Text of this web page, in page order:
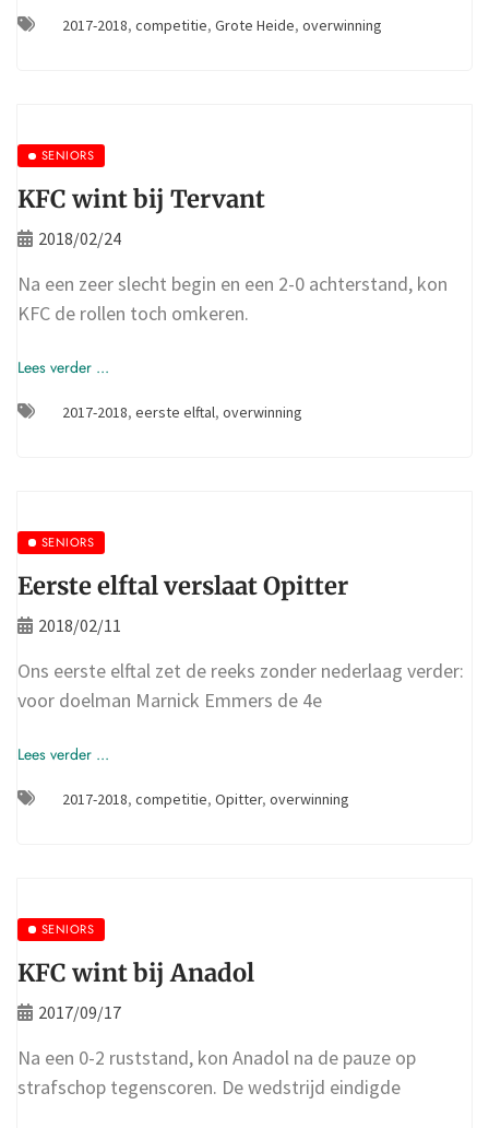
2017-2018, competitie, Grote Heide, overwinning
SENIORS
KFC wint bij Tervant
2018/02/24
Na een zeer slecht begin en een 2-0 achterstand, kon
KFC de rollen toch omkeren.
Lees verder ...
2017-2018, eerste elftal, overwinning
SENIORS
Eerste elftal verslaat Opitter
2018/02/11
Ons eerste elftal zet de reeks zonder nederlaag verder:
voor doelman Marnick Emmers de 4e
Lees verder ...
2017-2018, competitie, Opitter, overwinning
SENIORS
KFC wint bij Anadol
2017/09/17
Na een 0-2 ruststand, kon Anadol na de pauze op
strafschop tegenscoren. De wedstrijd eindigde